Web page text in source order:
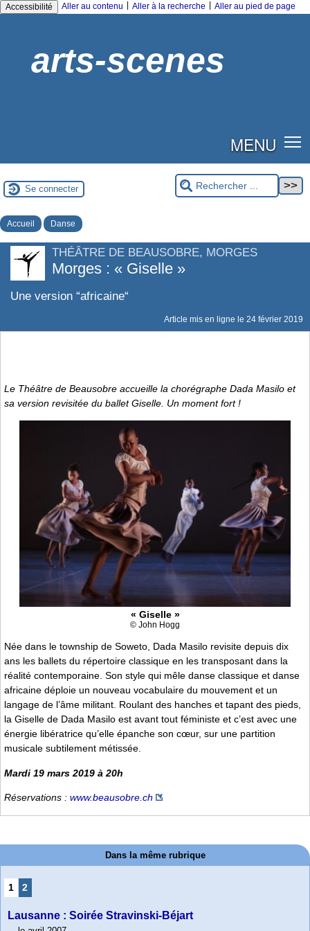
Accessibilité Aller au contenu Aller à la recherche Aller au pied de page
arts-scenes
MENU
Se connecter
Accueil Danse
THÉÂTRE DE BEAUSOBRE, MORGES
Morges : « Giselle »
Une version “africaine“
Article mis en ligne le 24 février 2019
Le Théâtre de Beausobre accueille la chorégraphe Dada Masilo et
sa version revisitée du balletGiselle . Un moment fort !
« Giselle »
© John Hogg
Née dans le township de Soweto, Dada Masilo revisite depuis dix
ans les ballets du répertoire classique en les transposant dans la
réalité contemporaine. Son style qui mêle danse classique et danse
africaine déploie un nouveau vocabulaire du mouvement et un
langage de l’âme militant. Roulant des hanches et tapant des pieds,
la Giselle de Dada Masilo est avant tout féministe et c’est avec une
énergie libératrice qu’elle épanche son cœur, sur une partition
musicale subtilement métissée.
Mardi 19 mars 2019 à 20h
Réservations : www.beausobre.ch
Dans la même rubrique
1 2
Lausanne : Soirée Stravinski-Béjart